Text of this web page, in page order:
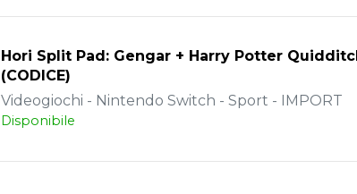
Hori Split Pad: Gengar + Harry Potter
(CODICE)
Videogiochi - Nintendo Switch - Sport - IMPORT
Disponibile